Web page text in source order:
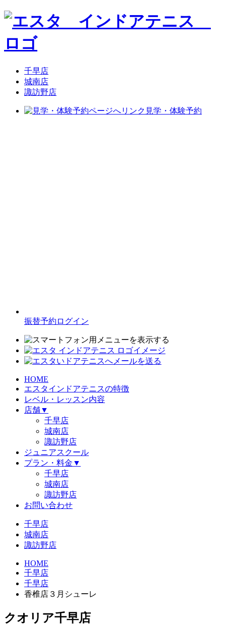
千早店
城南店
諏訪野店
見学・体験予約
振替予約ログイン
HOME
エスタインドアテニスの特徴
レベル・レッスン内容
店舗▼
千早店
城南店
諏訪野店
ジュニアスクール
プラン・料金 ▼
千早店
城南店
諏訪野店
お問い合わせ
千早店
城南店
諏訪野店
HOME
千早店
千早店
香椎店３月シューレ
クオリア千早店